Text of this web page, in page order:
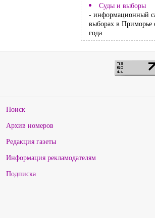
Суды и выборы
- информационный
выборах в Приморье
года
Поиск
Архив номеров
Редакция газеты
Информация рекламодателям
Подписка